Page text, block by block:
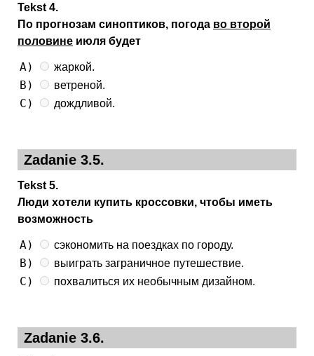
Tekst 4.
По прогнозам синоптиков, погода во второй
половине июля будет
A) жаркой.
B) ветреной.
C) дождливой.
Zadanie 3.5.
Tekst 5.
Люди хотели купить кроссовки, чтобы иметь
возможность
A) сэкономить на поездках по городу.
B) выиграть заграничное путешествие.
C) похвалиться их необычным дизайном.
Zadanie 3.6.